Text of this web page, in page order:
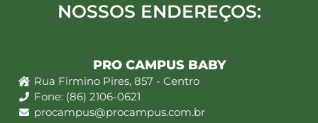
NOSSOS ENDEREÇOS:
PRO CAMPUS BABY
Rua Firmino Pires, 857 - Centro
Fone: (86) 2106-0621
procampus@procampus.com.br